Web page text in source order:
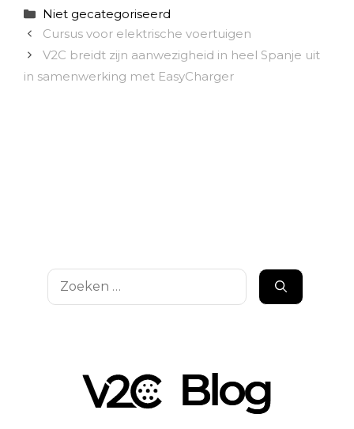
Categorieën
Niet gecategoriseerd
Cursus voor elektrische voertuigen
V2C breidt zijn aanwezigheid in heel Spanje uit
in samenwerking met EasyCharger
Zoek
naar: